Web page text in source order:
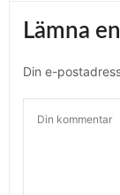
Lämna
Din e-